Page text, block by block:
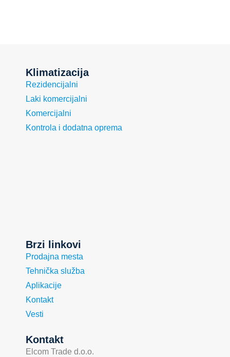
Klimatizacija
Rezidencijalni
Laki komercijalni
Komercijalni
Kontrola i dodatna oprema
Brzi linkovi
Prodajna mesta
Tehnička služba
Aplikacije
Kontakt
Vesti
Kontakt
Elcom Trade d.o.o.